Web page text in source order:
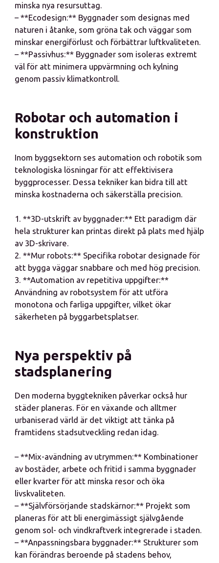
minska nya resursuttag.
– **Ecodesign:** Byggnader som designas med
naturen i åtanke, som gröna tak och väggar som
minskar energiförlust och förbättrar luftkvaliteten.
– **Passivhus:** Byggnader som isoleras extremt
väl för att minimera uppvärmning och kylning
genom passiv klimatkontroll.
Robotar och automation i
konstruktion
Inom byggsektorn ses automation och robotik som
teknologiska lösningar för att effektivisera
byggprocesser. Dessa tekniker kan bidra till att
minska kostnaderna och säkerställa precision.
1. **3D-utskrift av byggnader:** Ett paradigm där
hela strukturer kan printas direkt på plats med hjälp
av 3D-skrivare.
2. **Mur robots:** Specifika robotar designade för
att bygga väggar snabbare och med hög precision.
3. **Automation av repetitiva uppgifter:**
Användning av robotsystem för att utföra
monotona och farliga uppgifter, vilket ökar
säkerheten på byggarbetsplatser.
Nya perspektiv på
stadsplanering
Den moderna byggtekniken påverkar också hur
städer planeras. För en växande och alltmer
urbaniserad värld är det viktigt att tänka på
framtidens stadsutveckling redan idag.
– **Mix-avändning av utrymmen:** Kombinationer
av bostäder, arbete och fritid i samma byggnader
eller kvarter för att minska resor och öka
livskvaliteten.
– **Självförsörjande stadskärnor:** Projekt som
planeras för att bli energimässigt självgående
genom sol- och vindkraftverk integrerade i staden.
– **Anpassningsbara byggnader:** Strukturer som
kan förändras beroende på stadens behov,